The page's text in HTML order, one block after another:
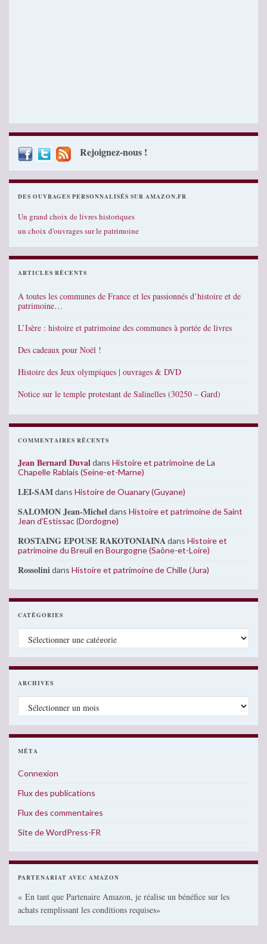
Rejoignez-nous !
DES OUVRAGES PERSONNALISÉS SUR AMAZON.FR
Un grand choix de livres historiques
un choix d'ouvrages sur le patrimoine
ARTICLES RÉCENTS
A toutes les communes de France et les passionnés d’histoire et de
patrimoine…
L’Isère : histoire et patrimoine des communes à portée de livres
Des cadeaux pour Noël !
Histoire des Jeux olympiques | ouvrages & DVD
Notice sur le temple protestant de Salinelles (30250 – Gard)
COMMENTAIRES RÉCENTS
Jean Bernard Duvaldans Histoire et patrimoine de La
Chapelle Rablais (Seine-et-Marne)
LEI-SAMdans Histoire de Ouanary (Guyane)
SALOMON Jean-Micheldans Histoire et patrimoine de Saint
Jean d’Estissac (Dordogne)
ROSTAING EPOUSE RAKOTONIAINAdans Histoire et
patrimoine du Breuil en Bourgogne (Saône-et-Loire)
Rossolinidans Histoire et patrimoine de Chille (Jura)
CATÉGORIES
ARCHIVES
MÉTA
Connexion
Flux des publications
Flux des commentaires
Site de WordPress-FR
PARTENARIAT AVEC AMAZON
« En tant que Partenaire Amazon, je réalise un bénéfice sur les
achats remplissant les conditions requises»